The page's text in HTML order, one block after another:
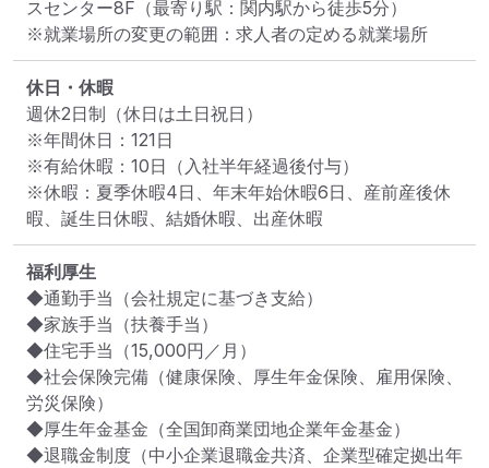
スセンター8F （最寄り駅：関内駅から徒歩5分）
※就業場所の変更の範囲：求人者の定める就業場所
休日・休暇
週休2日制（休日は土日祝日）
※年間休日：121日
※有給休暇：10日（入社半年経過後付与）
※休暇：夏季休暇4日、年末年始休暇6日、産前産後休
暇、誕生日休暇、結婚休暇、出産休暇
福利厚生
◆通勤手当（会社規定に基づき支給）
◆家族手当（扶養手当）
◆住宅手当（15,000円／月）
◆社会保険完備（健康保険、厚生年金保険、雇用保険、
労災保険）
◆厚生年金基金（全国卸商業団地企業年金基金）
◆退職金制度（中小企業退職金共済、企業型確定拠出年